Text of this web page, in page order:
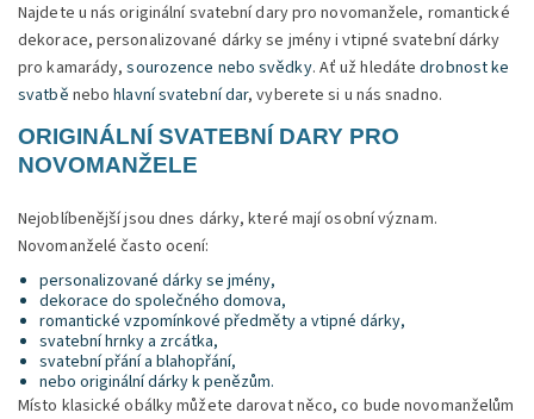
Najdete u nás originální svatební dary pro novomanžele, romantické
dekorace, personalizované dárky se jmény i vtipné svatební dárky
pro kamarády,sourozence nebo svědky. Ať už hledáte drobnost ke
svatbě nebo hlavní svatební dar, vyberete si u nás snadno.
ORIGINÁLNÍ SVATEBNÍ DARY PRO
NOVOMANŽELE
Nejoblíbenější jsou dnes dárky, které mají osobní význam.
Novomanželé často ocení:
personalizované dárky se jmény,
dekorace do společného domova,
romantické vzpomínkové předměty a vtipné dárky,
svatební hrnky a zrcátka,
svatební přání a blahopřání,
nebo originální dárky k penězům.
Místo klasické obálky můžete darovat něco, co bude novomanželům